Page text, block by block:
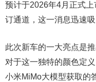
预计于2026年4月正式
订通道，这一消息迅速
此次新车的一大亮点是
对于这一独特的颜色定
小米MiMo大模型获取的